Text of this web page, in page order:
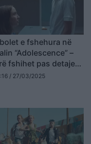
e fshehura në
“Adolescence” –
fshihet pas detajeve
/ 27/03/2025